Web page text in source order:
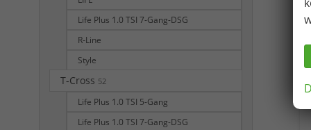
Life Plus 1.0 TSI 7-Gang-DSG
R-Line
Style
T-Cross 52
Life Plus 1.0 TSI 5-Gang
Life Plus 1.0 TSI 7-Gang-DSG